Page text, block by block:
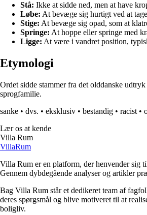
Stå: Ikke at sidde ned, men at have
Løbe: At bevæge sig hurtigt ved at
Stige: At bevæge sig opad, som at
Springe: At hoppe eller springe med
Ligge: At være i vandret position,
Etymologi
Ordet sidde stammer fra det olddanske
sprogfamilie.
sanke • dvs. • eksklusiv • bestandig • racist •
Lær os at kende
Villa Rum
VillaRum
Villa Rum er en platform, der henvender sig
Gennem dybdegående analyser og artikler
Bag Villa Rum står et dedikeret team af
deres spørgsmål og blive motiveret til at
boligliv.